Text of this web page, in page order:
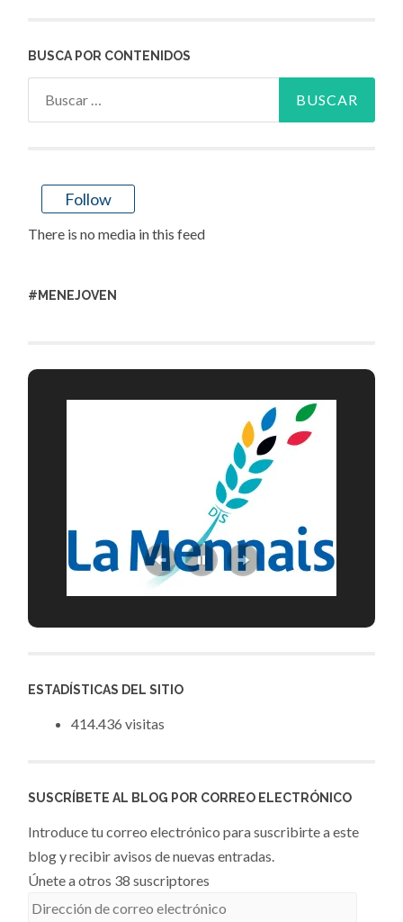
BUSCA POR CONTENIDOS
Follow
There is no media in this feed
#MENEJOVEN
ESTADÍSTICAS DEL SITIO
414.436 visitas
SUSCRÍBETE AL BLOG POR CORREO ELECTRÓNICO
Introduce tu correo electrónico para suscribirte a este
blog y recibir avisos de nuevas entradas.
Únete a otros 38 suscriptores
Dirección